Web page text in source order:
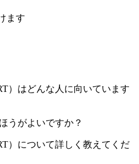
ます
）はどんな人に向いています
うがよいですか？
）について詳しく教えてくだ